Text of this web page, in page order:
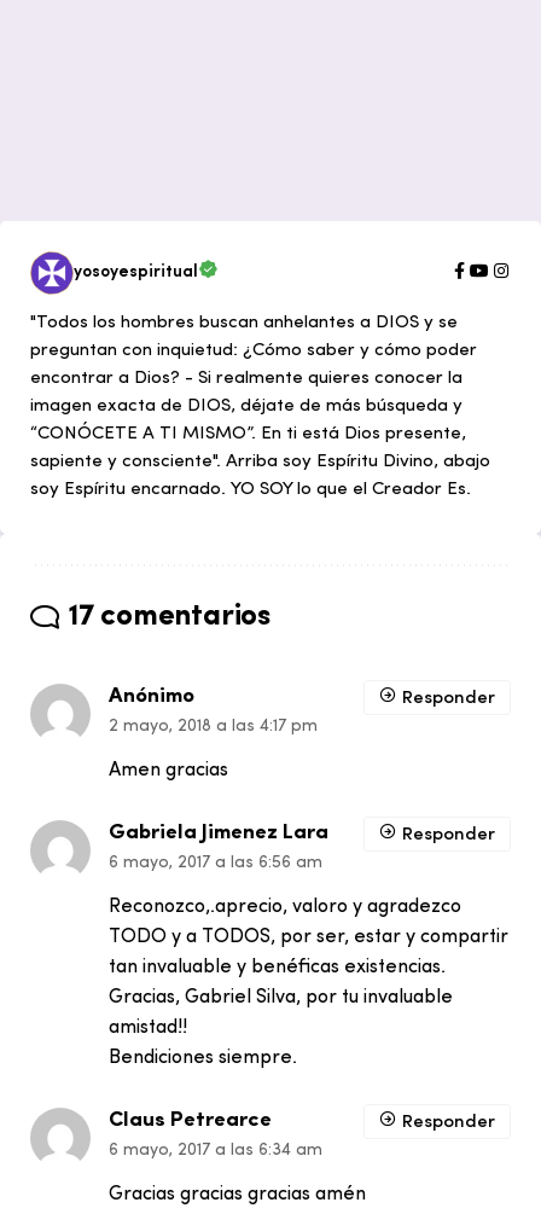
yosoyespiritual
"Todos los hombres buscan anhelantes a DIOS y se
preguntan con inquietud: ¿Cómo saber y cómo poder
encontrar a Dios? - Si realmente quieres conocer la
imagen exacta de DIOS, déjate de más búsqueda y
“CONÓCETE A TI MISMO”. En ti está Dios presente,
sapiente y consciente". Arriba soy Espíritu Divino, abajo
soy Espíritu encarnado. YO SOY lo que el Creador Es.
17 comentarios
Anónimo
2 mayo, 2018 a las 4:17 pm
Amen gracias
Responder
Gabriela Jimenez Lara
6 mayo, 2017 a las 6:56 am
Reconozco,.aprecio, valoro y agradezco
TODO y a TODOS, por ser, estar y compartir
tan invaluable y benéficas existencias.
Gracias, Gabriel Silva, por tu invaluable
amistad!!
Bendiciones siempre.
Responder
Claus Petrearce
6 mayo, 2017 a las 6:34 am
Gracias gracias gracias amén
Responder